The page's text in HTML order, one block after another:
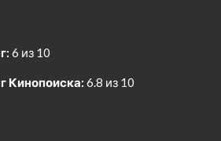
6 из 10
Кинопоиска: 6.8 из 10